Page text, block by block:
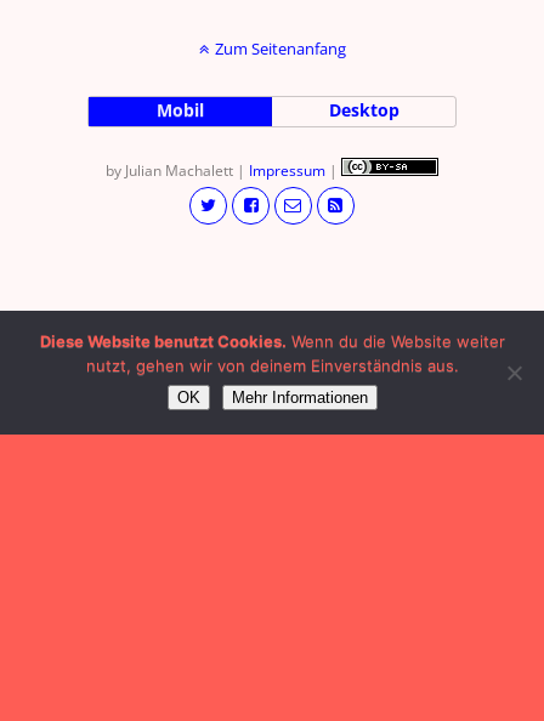
Zum Seitenanfang
Mobil Desktop
by Julian Machalett | Impressum |
Diese Website benutzt Cookies. Wenn du die Website weiter
nutzt, gehen wir von deinem Einverständnis aus.
OK Mehr Informationen